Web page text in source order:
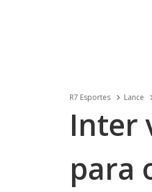
R7 Esportes Lance
Inter
para